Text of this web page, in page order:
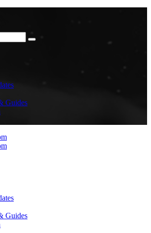
Guides
Guides